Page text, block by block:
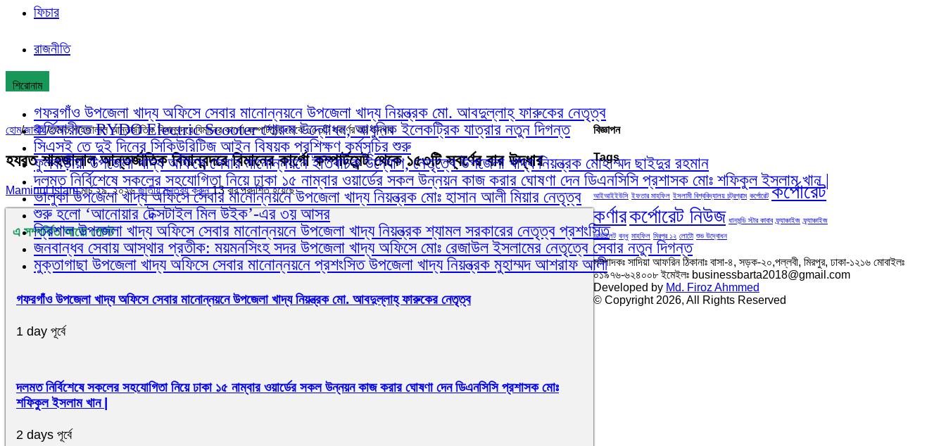
ফিচার
রাজনীতি
শিরোনাম
গফরগাঁও উপজেলা খাদ্য অফিসে সেবার মানোন্নয়নে উপজেলা খাদ্য নিয়ন্ত্রক মো. আবদুল্লাহ্ ফারুকের নেতৃত্ব
কর্তিমারীতে RYDO Electric Scooter শোরুম উদ্বোধন, আধুনিক ইলেকট্রিক যাত্রার নতুন দিগন্ত
সিএসই তে দুই দিনের সিকিউরিটিজ আইন বিষয়ক প্রশিক্ষণ কর্মসূচির শুরু
ফুলবাড়ীয়া উপজেলা খাদ্য অফিসে সেবার মানোন্নয়নে ইতিবাচক উদ্যোগ, নেতৃত্বে উপজেলা খাদ্য নিয়ন্ত্রক মোহাম্মদ ছাইদুর রহমান
দলমত নির্বিশেষে সকলের সহযোগিতা নিয়ে ঢাকা ১৫ নাম্বার ওয়ার্ডের সকল উন্নয়ন কাজ করার ঘোষণা দেন ডিএনসিসি প্রশাসক মোঃ শফিকুল ইসলাম খান |
ভালুকা উপজেলা খাদ্য অফিসে সেবার মানোন্নয়নে উপজেলা খাদ্য নিয়ন্ত্রক মোঃ হাসান আলী মিয়ার নেতৃত্ব
শুরু হলো ‘আনোয়ার টেক্সটাইল মিল উইক’-এর ৩য় আসর
ত্রিশাল উপজেলা খাদ্য অফিসে সেবার মানোন্নয়নে উপজেলা খাদ্য নিয়ন্ত্রক শ্যামল সরকারের নেতৃত্ব প্রশংসিত
জনবান্ধব সেবায় আস্থার প্রতীক: ময়মনসিংহ সদর উপজেলা খাদ্য অফিসে মোঃ রেজাউল ইসলামের নেতৃত্বে সেবার নতুন দিগন্ত
মুক্তাগাছা উপজেলা খাদ্য অফিসে সেবার মানোন্নয়নে প্রশংসিত উপজেলা খাদ্য নিয়ন্ত্রক মুহাম্মদ আশরাফ আলী
হোম/জাতীয়/হযরত শাহজালাল আন্তর্জাতিক বিমানবন্দরে বিমানের কার্গো কম্পার্টমেন্ট থেকে ১৫৩টি স্বর্ণের বার উদ্ধার
হযরত শাহজালাল আন্তর্জাতিক বিমানবন্দরে বিমানের কার্গো কম্পার্টমেন্ট থেকে ১৫৩টি স্বর্ণের বার উদ্ধার
Maminul Islamমার্চ ২৯, ২০২৬ জাতীয় মন্তব্য করুন 13 বার প্রদর্শিত হয়েছে
এ সম্পর্কিত আরো পোস্ট
গফরগাঁও উপজেলা খাদ্য অফিসে সেবার মানোন্নয়নে উপজেলা খাদ্য নিয়ন্ত্রক মো. আবদুল্লাহ্ ফারুকের নেতৃত্ব
1 day পূর্বে
দলমত নির্বিশেষে সকলের সহযোগিতা নিয়ে ঢাকা ১৫ নাম্বার ওয়ার্ডের সকল উন্নয়ন কাজ করার ঘোষণা দেন ডিএনসিসি প্রশাসক মোঃ
শফিকুল ইসলাম খান |
2 days পূর্বে
বিজ্ঞাপন
Tags
আইআইইউসি ইফতার মাহফিল ইসলামী বিশ্ববিদ্যালয় চট্রগ্রাম কর্পোরেট কর্পোরেট
কর্ণারকর্পোরেট নিউজ ধানমন্ডি স্টার কাবাব ফ্র্যাঞ্চাইজ ফ্র্যাঞ্চাইজ
আউটলেট বন্ধু মাহফিল মিরপুর ১২ লোটো শুভ উদ্বোধন
সম্পাদকঃ সাদিয়া আফরিন ঠিকানাঃ বাসা-৪, সড়ক-২০,পল্লবী, মিরপুর, ঢাকা-১২১৬ মোবাইলঃ
০১৯৭৬-৬২৪০০৮ ইমেইলঃ businessbarta2018@gmail.com
Developed by Md. Firoz Ahmmed
© Copyright 2026, All Rights Reserved